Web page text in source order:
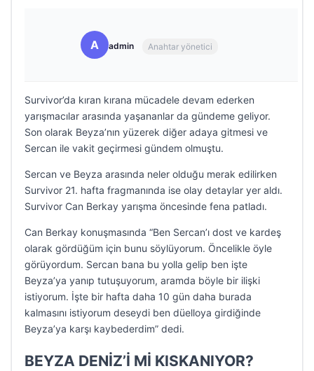
A admin Anahtar yönetici
Survivor’da kıran kırana mücadele devam ederken
yarışmacılar arasında yaşananlar da gündeme geliyor.
Son olarak Beyza’nın yüzerek diğer adaya gitmesi ve
Sercan ile vakit geçirmesi gündem olmuştu.
Sercan ve Beyza arasında neler olduğu merak edilirken
Survivor 21. hafta fragmanında ise olay detaylar yer aldı.
Survivor Can Berkay yarışma öncesinde fena patladı.
Can Berkay konuşmasında “Ben Sercan’ı dost ve kardeş
olarak gördüğüm için bunu söylüyorum. Öncelikle öyle
görüyordum. Sercan bana bu yolla gelip ben işte
Beyza’ya yanıp tutuşuyorum, aramda böyle bir ilişki
istiyorum. İşte bir hafta daha 10 gün daha burada
kalmasını istiyorum deseydi ben düelloya girdiğinde
Beyza’ya karşı kaybederdim” dedi.
BEYZA DENİZ’İ Mİ KISKANIYOR?